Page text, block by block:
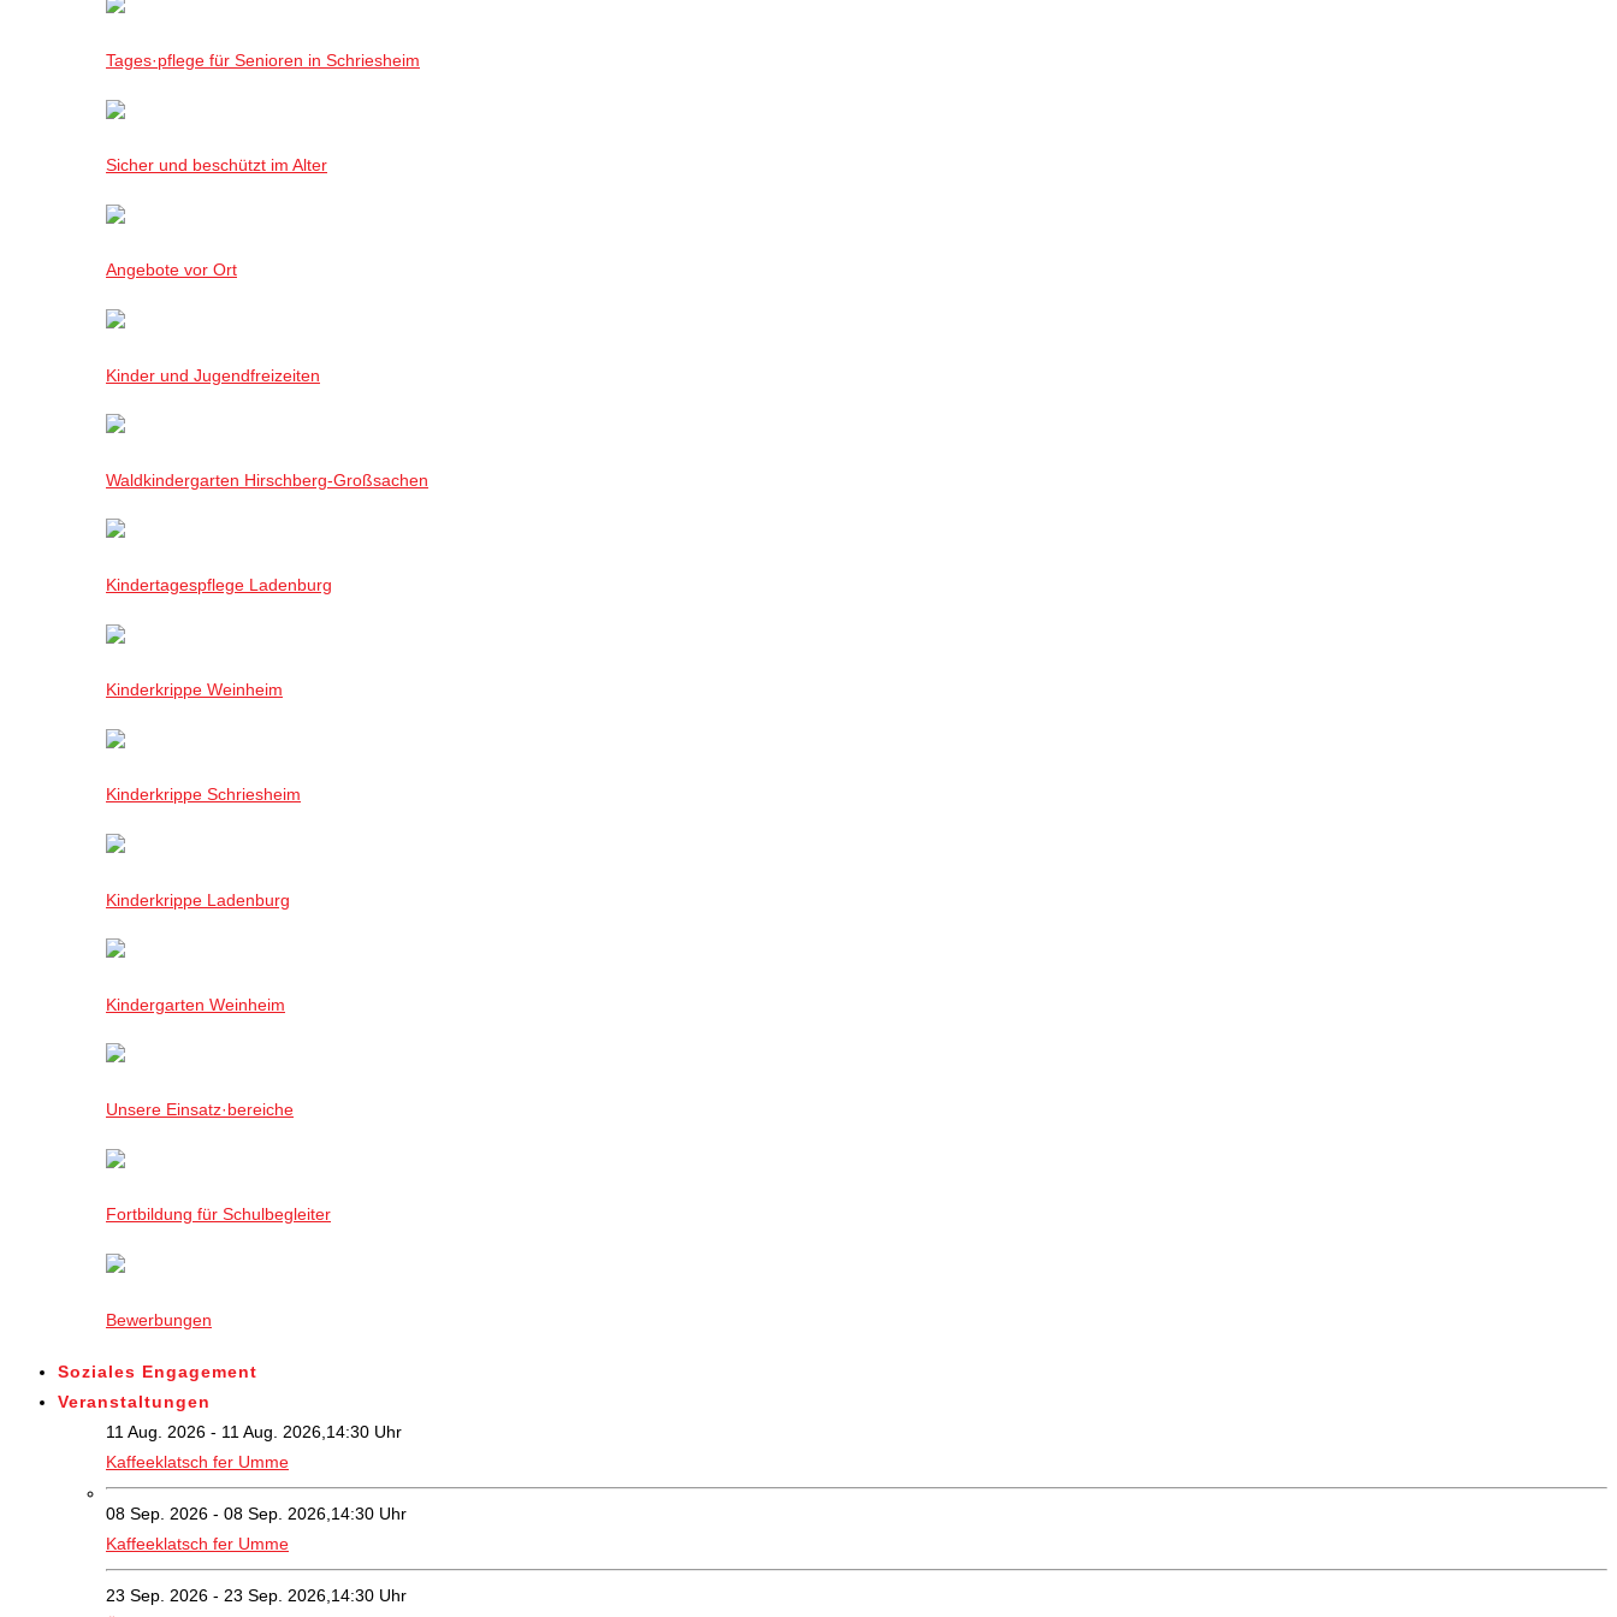
Tages·pflege für Senioren in Schriesheim
Sicher und beschützt im Alter
Angebote vor Ort
Kinder und Jugendfreizeiten
Waldkindergarten Hirschberg-Großsachen
Kindertagespflege Ladenburg
Kinderkrippe Weinheim
Kinderkrippe Schriesheim
Kinderkrippe Ladenburg
Kindergarten Weinheim
Unsere Einsatz·bereiche
Fortbildung für Schulbegleiter
Bewerbungen
Soziales Engagement
Veranstaltungen
11 Aug. 2026 - 11 Aug. 2026,14:30 Uhr
Kaffeeklatsch fer Umme
08 Sep. 2026 - 08 Sep. 2026,14:30 Uhr
Kaffeeklatsch fer Umme
23 Sep. 2026 - 23 Sep. 2026,14:30 Uhr